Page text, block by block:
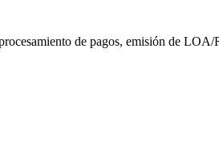
de pagos, emisión de